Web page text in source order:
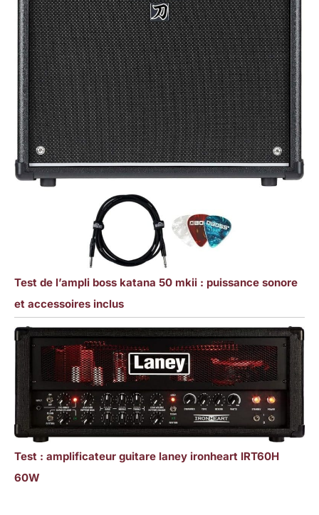
Test de l’ampli boss katana 50 mkii : puissance sonore
et accessoires inclus
Test : amplificateur guitare laney ironheart IRT60H
60W